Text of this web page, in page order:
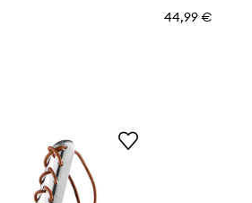
44,99 €